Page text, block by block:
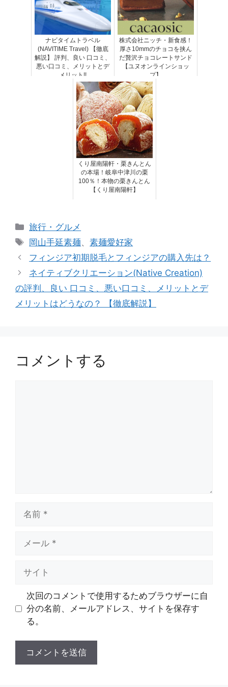
ナビタイムトラベル
(NAVITIME Travel) 【徹底
解説】 評判、良い 口コミ、
悪い口コミ、メリットとデ
メリット!!
株式会社ニッチ・新食感！
厚さ10mmのチョコを挟ん
だ贅沢チョコレートサンド
【ユヌオンラインショッ
プ】
くり屋南陽軒・栗きんとん
の本場！岐阜中津川の栗
100％！本物の栗きんとん
【くり屋南陽軒】
カ
テ
リ
ー
旅行・グルメ
タ
グ
岡山手延素麺、素麺愛好家
フィンジア初期脱毛とフィンジアの購入先は？
ネイティブクリエーション(Native Creation)
の評判、良い 口コミ、悪い口コミ、メリットとデ
メリットはどうなの？ 【徹底解説】
コメントする
次回のコメントで使用するためブラウザーに自
分の名前、メールアドレス、サイトを保存す
る。